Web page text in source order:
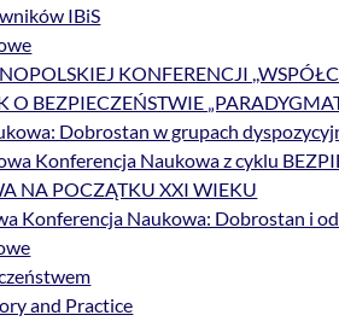
IBiS
KONFERENCJI
O BEZPIECZEŃSTWIE
Dobrostan w grupach
Konferencja Naukowa z cyklu
NA POCZĄTKU XXI WIEKU
Konferencja Naukowa: Dobrostan i
and Practice